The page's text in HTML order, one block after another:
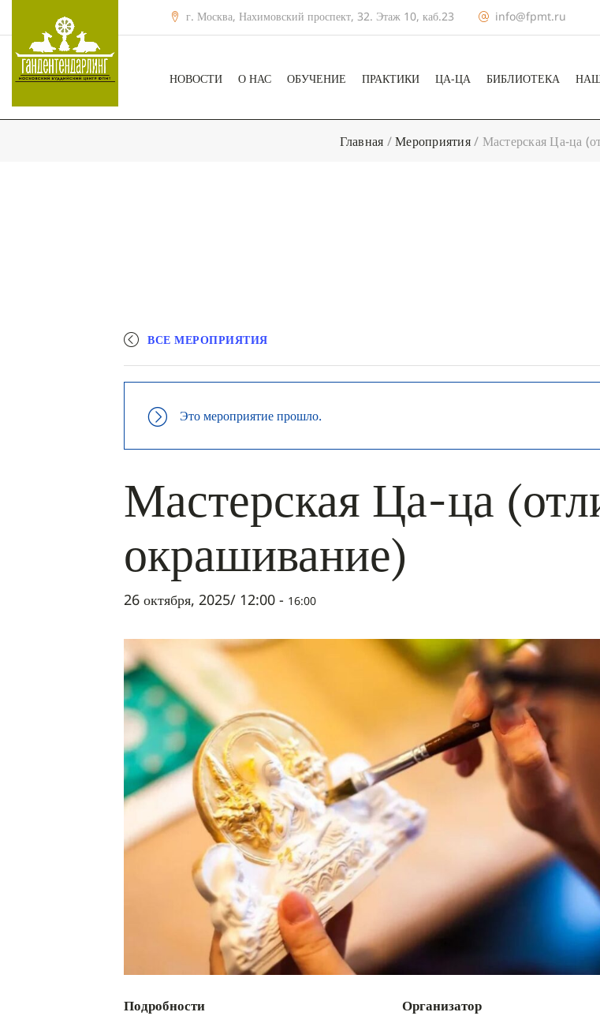
г. Москва, Нахимовский проспект, 32. Этаж 10, каб.23 info@fpmt.ru
НОВОСТИ О НАС ОБУЧЕНИЕ ПРАКТИКИ ЦА-ЦА БИБЛИОТЕКА
Главная /Мероприятия/ Мастерская Ца-ца
ВСЕ МЕРОПРИЯТИЯ
Это мероприятие прошло.
Мастерская Ца-ца
окрашивание)
26 октября, 2025/ 12:00 - 16:00
Подробности Организатор